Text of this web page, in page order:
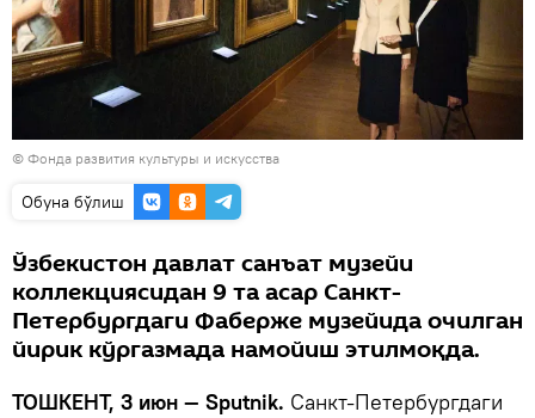
© Фонда развития культуры и искусства
Oбуна бўлиш
Ўзбекистон давлат санъат музейи
коллекциясидан 9 та асар Санкт-
Петербургдаги Фаберже музейида очилган
йирик кўргазмада намойиш этилмоқда.
ТОШКЕНТ, 3 июн — Sputnik. Санкт-Петербургдаги